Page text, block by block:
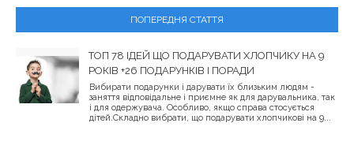
ПОПЕРЕДНЯ СТАТТЯ
ТОП 78 ІДЕЙ ЩО ПОДАРУВАТИ ХЛОПЧИКУ НА 9
РОКІВ +26 ПОДАРУНКІВ І ПОРАДИ
Вибирати подарунки і дарувати їх близьким людям -
заняття відповідальне і приємне як для дарувальника, так
і для одержувача. Особливо, якщо справа стосується
дітей.Складно вибрати, що подарувати хлопчикові на 9...